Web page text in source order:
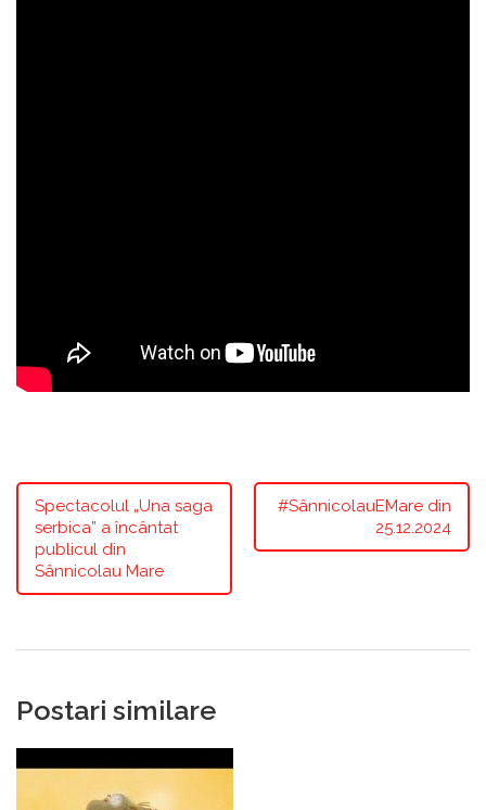
Spectacolul „Una saga
serbica” a încântat
publicul din
Sânnicolau Mare
#SânnicolauEMare din
25.12.2024
Postari similare